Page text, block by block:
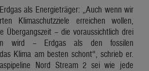
als Energieträger: „Auch wenn wir
Klimaschutzziele erreichen wollen,
Übergangszeit – die voraussichtlich drei
wird – Erdgas als den fossilen
Klima am besten schont“, schrieb er.
Nord Stream 2 sei wie jede